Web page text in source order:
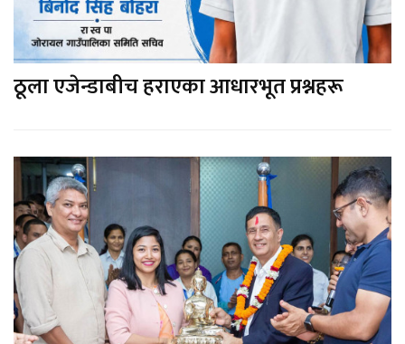
ठूला एजेन्डाबीच हराएका आधारभूत प्रश्नहरू